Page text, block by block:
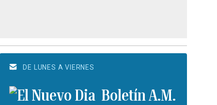
DE LUNES A VIERNES
Boletín A.M.